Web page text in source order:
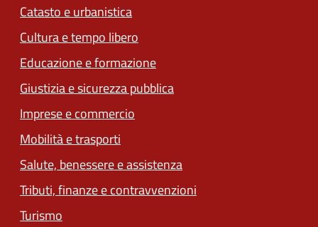
Catasto e urbanistica
Cultura e tempo libero
Educazione e formazione
Giustizia e sicurezza pubblica
Imprese e commercio
Mobilità e trasporti
Salute, benessere e assistenza
Tributi, finanze e contravvenzioni
Turismo